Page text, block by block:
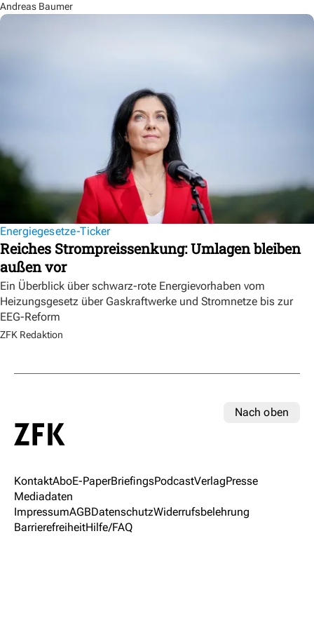
Andreas Baumer
Energiegesetze-Ticker
Reiches Strompreissenkung: Umlagen bleiben
außen vor
Ein Überblick über schwarz-rote Energievorhaben vom
Heizungsgesetz über Gaskraftwerke und Stromnetze bis zur
EEG-Reform
ZFK Redaktion
Nach oben
KontaktAboE-PaperBriefingsPodcastVerlagPresse
Mediadaten
ImpressumAGBDatenschutzWiderrufsbelehrung
BarrierefreiheitHilfe/FAQ